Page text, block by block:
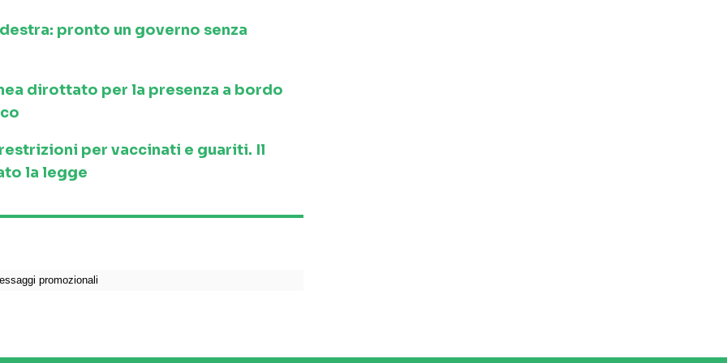
pronto un governo senza
dirottato per la presenza a bordo
per vaccinati e guariti. Il
la legge